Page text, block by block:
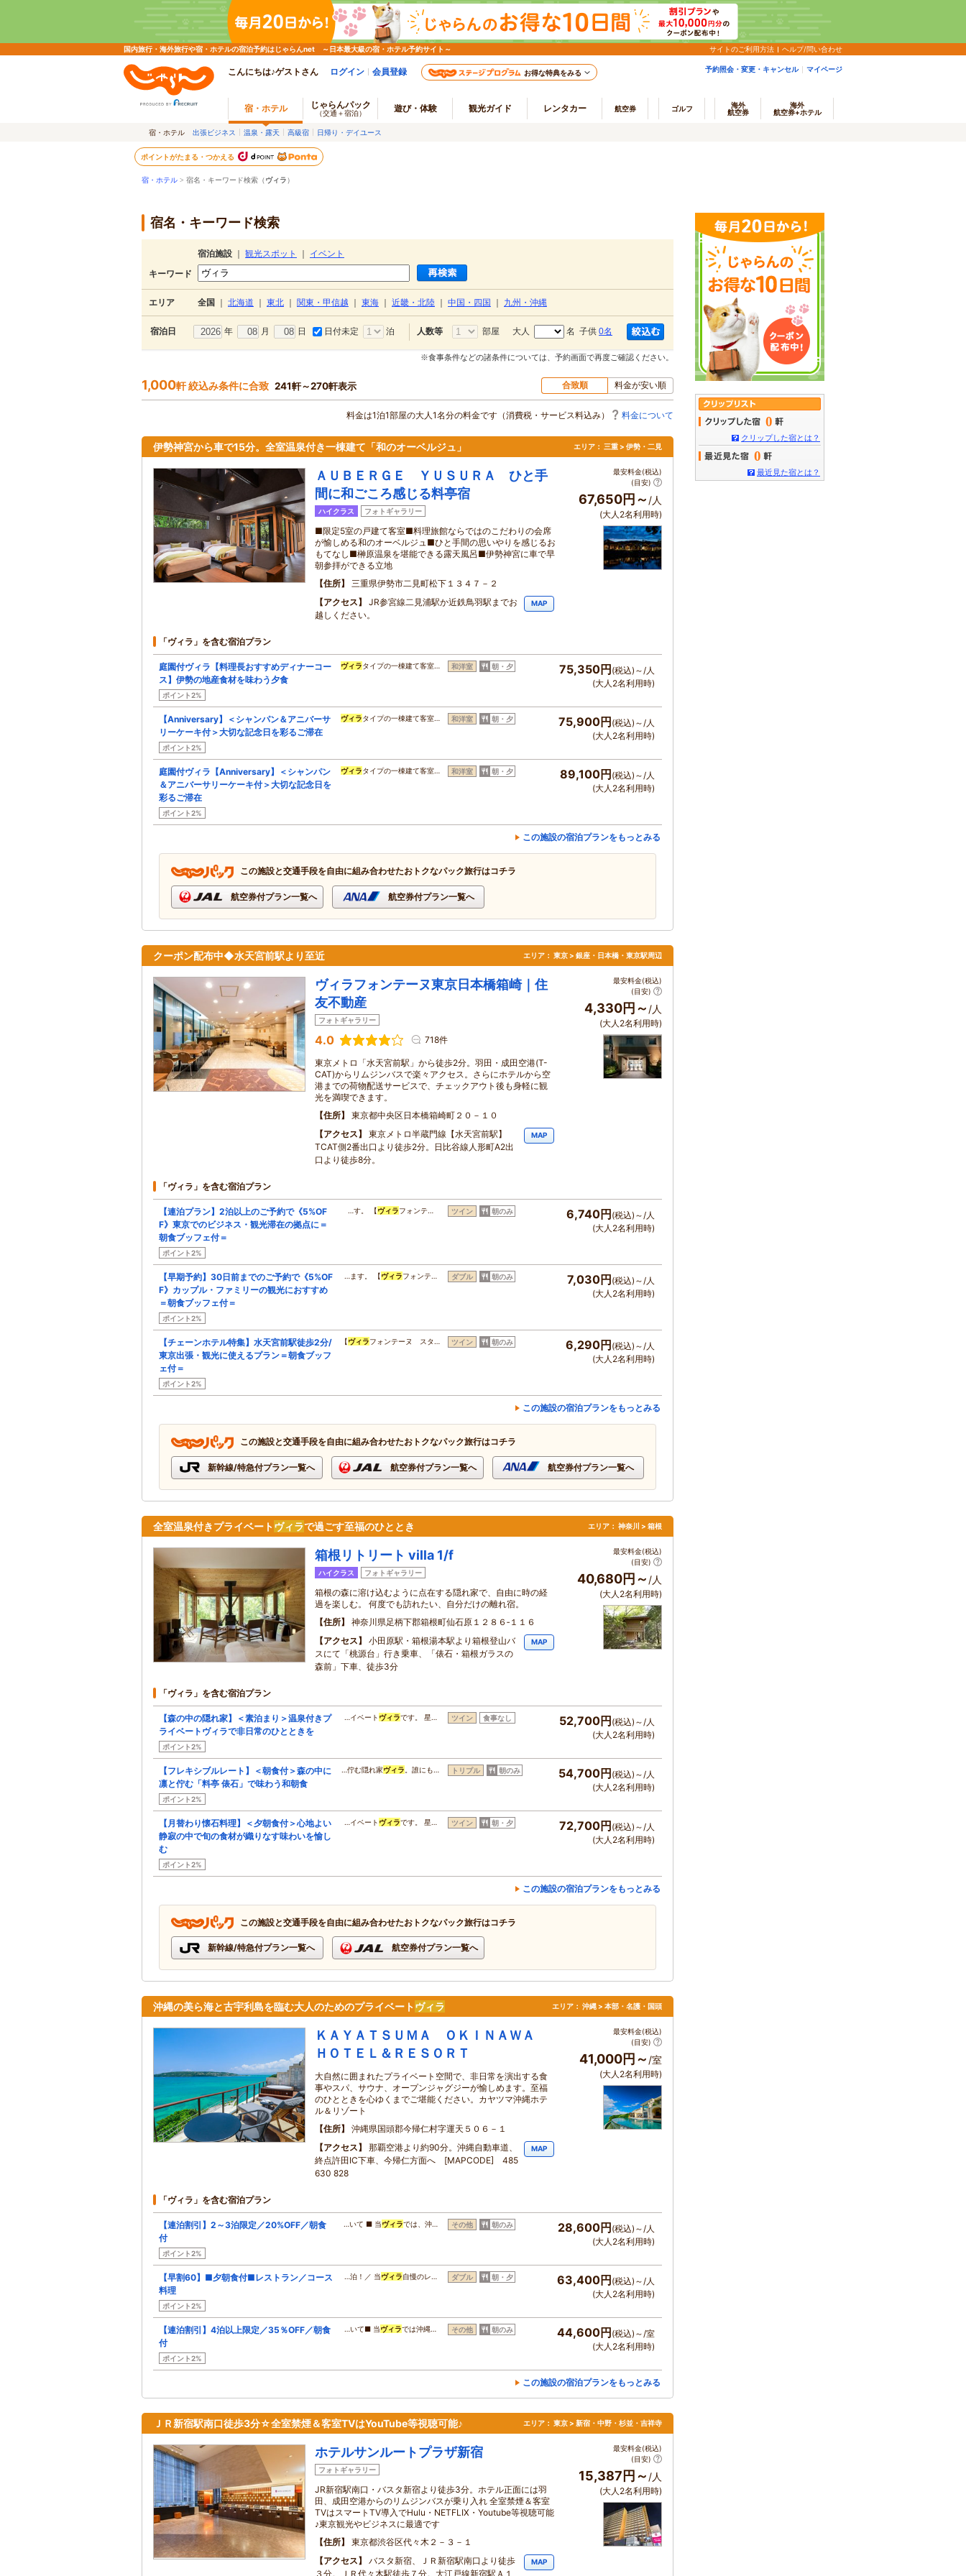
国内旅行・海外旅行や宿・ホテルの宿泊予約はじゃらんnet ～日本最大級の宿・ホテル予約サイト～ サイトのご利用方法 ヘルプ/問い合わせ
こんにちは♪ゲストさん ログイン 会員登録 お得な特典をみる 予約照会・変更・キャンセル マイページ
宿・ホテル じゃらんパック
（交通＋宿泊） 遊び・体験 観光ガイド レンタカー 航空券 ゴルフ
海外
航空券
海外
航空券+ホテル
宿・ホテル 出張ビジネス 温泉・露天 高級宿 日帰り・デイユース
ポイントがたまる・つかえる
宿・ホテル > 宿名・キーワード検索（ヴィラ）
宿名・キーワード検索
宿泊施設 観光スポット
イベント
キーワード
エリア 全国 北海道 東北 関東・甲信越 東海 近畿・北陸 中国・四国 九州・沖縄
宿泊日 年 月 日 日付未定 泊 人数等 部屋 大人 名 子供 0名
※食事条件などの諸条件については、予約画面で再度ご確認ください。
1,000軒 絞込み条件に合致 241軒～270軒表示 合致順 料金が安い順
料金は1泊1部屋の大人1名分の料金です（消費税・サービス料込み） 料金について
伊勢神宮から車で15分。全室温泉付き一棟建て「和のオーベルジュ」 エリア： 三重 > 伊勢・二見
ＡＵＢＥＲＧＥ ＹＵＳＵＲＡ ひと手
間に和ごころ感じる料亭宿
ハイクラス フォトギャラリー
■限定5室の戸建て客室■料理旅館ならではのこだわりの会席
が愉しめる和のオーベルジュ■ひと手間の思いやりを感じるお
もてなし■榊原温泉を堪能できる露天風呂■伊勢神宮に車で早
朝参拝ができる立地
住所
三重県伊勢市二見町松下１３４７－２
アクセス
JR参宮線二見浦駅か近鉄鳥羽駅までお
越しください。
MAP
最安料金(税込)
(目安)
67,650円～ /人
(大人2名利用時)
「ヴィラ」を含む宿泊プラン
庭園付ヴィラ【料理長おすすめディナーコー
ス】伊勢の地産食材を味わう夕食
ポイント2%
ヴィラタイプの一棟建て客室… 和洋室 朝・夕 75,350円 (税込)～/人
(大人2名利用時)
【Anniversary】＜シャンパン＆アニバーサ
リーケーキ付＞大切な記念日を彩るご滞在
ポイント2%
ヴィラタイプの一棟建て客室… 和洋室 朝・夕 75,900円 (税込)～/人
(大人2名利用時)
庭園付ヴィラ【Anniversary】＜シャンパン
＆アニバーサリーケーキ付＞大切な記念日を
彩るご滞在
ポイント2%
ヴィラタイプの一棟建て客室… 和洋室 朝・夕 89,100円 (税込)～/人
(大人2名利用時)
この施設の宿泊プランをもっとみる
この施設と交通手段を自由に組み合わせたおトクなパック旅行はコチラ
航空券付プラン一覧へ 航空券付プラン一覧へ
クーポン配布中◆水天宮前駅より至近 エリア： 東京 > 銀座・日本橋・東京駅周辺
ヴィラフォンテーヌ東京日本橋箱崎｜住
友不動産
フォトギャラリー
4.0 718件
東京メトロ「水天宮前駅」から徒歩2分。羽田・成田空港(T-
CAT)からリムジンバスで楽々アクセス。さらにホテルから空
港までの荷物配送サービスで、チェックアウト後も身軽に観
光を満喫できます。
住所
東京都中央区日本橋箱崎町２０－１０
アクセス
東京メトロ半蔵門線【水天宮前駅】
TCAT側2番出口より徒歩2分。日比谷線人形町A2出
口より徒歩8分。
MAP
最安料金(税込)
(目安)
4,330円～ /人
(大人2名利用時)
「ヴィラ」を含む宿泊プラン
【連泊プラン】2泊以上のご予約で《5%OF
F》東京でのビジネス・観光滞在の拠点に＝
朝食ブッフェ付＝
ポイント2%
…す。 【ヴィラフォンテ… ツイン 朝のみ 6,740円 (税込)～/人
(大人2名利用時)
【早期予約】30日前までのご予約で《5%OF
F》カップル・ファミリーの観光におすすめ
＝朝食ブッフェ付＝
ポイント2%
…ます。 【ヴィラフォンテ… ダブル 朝のみ 7,030円 (税込)～/人
(大人2名利用時)
【チェーンホテル特集】水天宮前駅徒歩2分/
東京出張・観光に使えるプラン＝朝食ブッフ
ェ付＝
ポイント2%
【ヴィラフォンテーヌ スタ… ツイン 朝のみ 6,290円 (税込)～/人
(大人2名利用時)
この施設の宿泊プランをもっとみる
この施設と交通手段を自由に組み合わせたおトクなパック旅行はコチラ
新幹線/特急付プラン一覧へ 航空券付プラン一覧へ 航空券付プラン一覧へ
全室温泉付きプライベートヴィラで過ごす至福のひととき エリア： 神奈川 > 箱根
箱根リトリート villa 1/f
ハイクラス フォトギャラリー
箱根の森に溶け込むように点在する隠れ家で、自由に時の経
過を楽しむ。 何度でも訪れたい、自分だけの離れ宿。
住所
神奈川県足柄下郡箱根町仙石原１２８６‐１１６
アクセス
小田原駅・箱根湯本駅より箱根登山バ
スにて「桃源台」行き乗車、「俵石・箱根ガラスの
森前」下車、徒歩3分
MAP
最安料金(税込)
(目安)
40,680円～ /人
(大人2名利用時)
「ヴィラ」を含む宿泊プラン
【森の中の隠れ家】＜素泊まり＞温泉付きプ
ライベートヴィラで非日常のひとときを
ポイント2%
…イベート ヴィラです。 星… ツイン 食事なし 52,700円(税込)～/人
(大人2名利用時)
【フレキシブルレート】＜朝食付＞森の中に
凛と佇む「料亭 俵石」で味わう和朝食
ポイント2%
…佇む隠れ家ヴィラ 。誰にも… トリプル 朝のみ 54,700円(税込)～/人
(大人2名利用時)
【月替わり懐石料理】＜夕朝食付＞心地よい
静寂の中で旬の食材が織りなす味わいを愉し
む
ポイント2%
…イベート ヴィラです。 星… ツイン 朝・夕 72,700円(税込)～/人
(大人2名利用時)
この施設の宿泊プランをもっとみる
この施設と交通手段を自由に組み合わせたおトクなパック旅行はコチラ
新幹線/特急付プラン一覧へ 航空券付プラン一覧へ
沖縄の美ら海と古宇利島を臨む大人のためのプライベートヴィラ エリア： 沖縄 > 本部・名護・国頭
ＫＡＹＡＴＳＵＭＡ ＯＫＩＮＡＷＡ
ＨＯＴＥＬ＆ＲＥＳＯＲＴ
大自然に囲まれたプライベート空間で、非日常を演出する食
事やスパ、サウナ、オープンジャグジーが愉しめます。至福
のひとときを心ゆくまでご堪能ください。カヤツマ沖縄ホテ
ル＆リゾート
住所
沖縄県国頭郡今帰仁村字運天５０６－１
アクセス
那覇空港より約90分。沖縄自動車道、
終点許田IC下車、今帰仁方面へ [MAPCODE] 485
630 828
MAP
最安料金(税込)
(目安)
41,000円～/室
(大人2名利用時)
「ヴィラ」を含む宿泊プラン
【連泊割引】2～3泊限定／20%OFF／朝食
付
ポイント2%
…いて ■ 当ヴィラでは、沖… その他 朝のみ 28,600円 (税込)～/人
(大人2名利用時)
【早割60】■夕朝食付■レストラン／コース
料理
ポイント2%
…泊！／ 当ヴィラ自慢のレ… ダブル 朝・夕 63,400円 (税込)～/人
(大人2名利用時)
【連泊割引】4泊以上限定／35％OFF／朝食
付
ポイント2%
…いて■ 当ヴィラでは沖縄… その他 朝のみ 44,600円 (税込)～/室
(大人2名利用時)
この施設の宿泊プランをもっとみる
ＪＲ新宿駅南口徒歩3分☆全室禁煙＆客室TVはYouTube等視聴可能♪ エリア： 東京 > 新宿・中野・杉並・吉祥寺
ホテルサンルートプラザ新宿
フォトギャラリー
JR新宿駅南口・バスタ新宿より徒歩3分。ホテル正面には羽
田、成田空港からのリムジンバスが乗り入れ 全室禁煙＆客室
TVはスマートTV導入でHulu・NETFLIX・Youtube等視聴可能
♪東京観光やビジネスに最適です
住所
東京都渋谷区代々木２－３－１
アクセス
バスタ新宿、ＪＲ新宿駅南口より徒歩
３分。ＪＲ代々木駅徒歩７分。大江戸線新宿駅Ａ１
MAP
最安料金(税込)
(目安)
15,387円～/人
(大人2名利用時)
0
クリップした宿とは？
0
最近見た宿とは？